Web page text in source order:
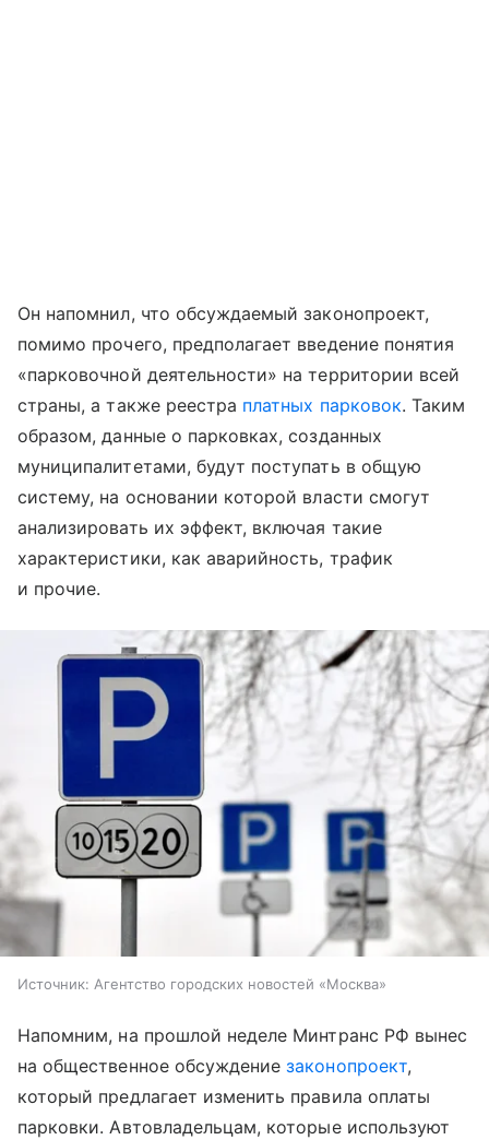
Он напомнил, что обсуждаемый законопроект,
помимо прочего, предполагает введение понятия
«парковочной деятельности» на территории всей
страны, а также реестра платных парковок. Таким
образом, данные о парковках, созданных
муниципалитетами, будут поступать в общую
систему, на основании которой власти смогут
анализировать их эффект, включая такие
характеристики, как аварийность, трафик
и прочие.
Источник: Агентство городских новостей «Москва»
Напомним, на прошлой неделе Минтранс РФ вынес
на общественное обсуждениезаконопроект,
который предлагает изменить правила оплаты
парковки. Автовладельцам, которые используют